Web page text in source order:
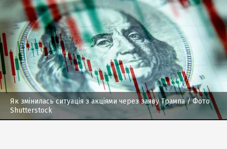
Як змінилась ситуація з акціями через заяву Трампа/ Фото
Shutterstock